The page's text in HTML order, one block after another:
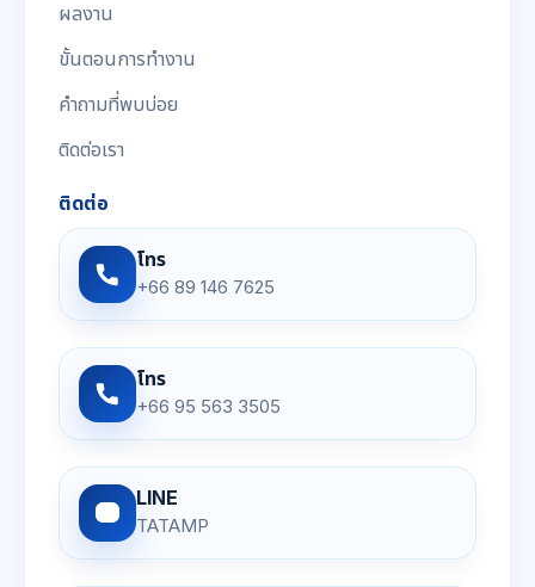
ผลงาน
ขั้นตอนการทำงาน
คำถามที่พบบ่อย
ติดต่อเรา
ติดต่อ
โทร
+66 89 146 7625
โทร
+66 95 563 3505
LINE
TATAMP